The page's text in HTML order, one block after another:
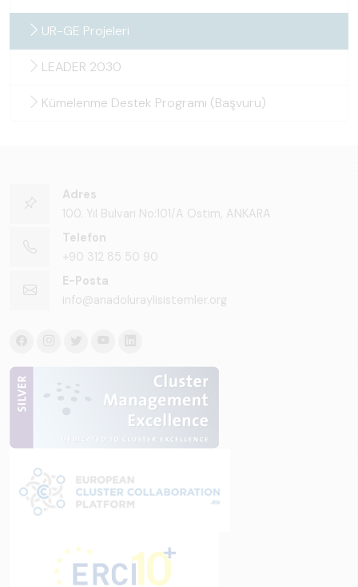
UR-GE Projeleri
LEADER 2030
Kümelenme Destek Programı (Başvuru)
Adres
100. Yıl Bulvarı No:101/A Ostim, ANKARA
Telefon
+90 312 85 50 90
E-Posta
info@anadoluraylisistemler.org